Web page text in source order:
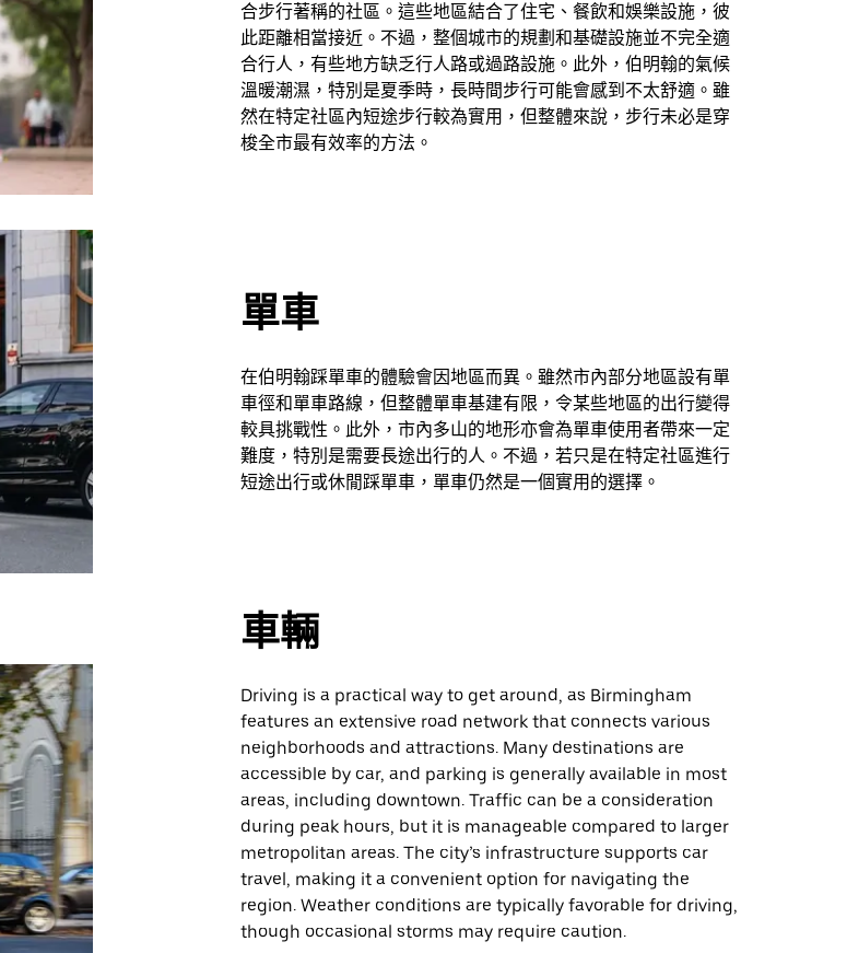
合步行著稱的社區。這些地區結合了住宅、餐飲和娛樂設施，彼
此距離相當接近。不過，整個城市的規劃和基礎設施並不完全適
合行人，有些地方缺乏行人路或過路設施。此外，伯明翰的氣候
溫暖潮濕，特別是夏季時，長時間步行可能會感到不太舒適。雖
然在特定社區內短途步行較為實用，但整體來說，步行未必是穿
梭全市最有效率的方法。
單車
在伯明翰踩單車的體驗會因地區而異。雖然市內部分地區設有單
車徑和單車路線，但整體單車基建有限，令某些地區的出行變得
較具挑戰性。此外，市內多山的地形亦會為單車使用者帶來一定
難度，特別是需要長途出行的人。不過，若只是在特定社區進行
短途出行或休閒踩單車，單車仍然是一個實用的選擇。
車輛
Driving is a practical way to get around, as Birmingham
features an extensive road network that connects various
neighborhoods and attractions. Many destinations are
accessible by car, and parking is generally available in most
areas, including downtown. Traffic can be a consideration
during peak hours, but it is manageable compared to larger
metropolitan areas. The city’s infrastructure supports car
travel, making it a convenient option for navigating the
region. Weather conditions are typically favorable for driving,
though occasional storms may require caution.